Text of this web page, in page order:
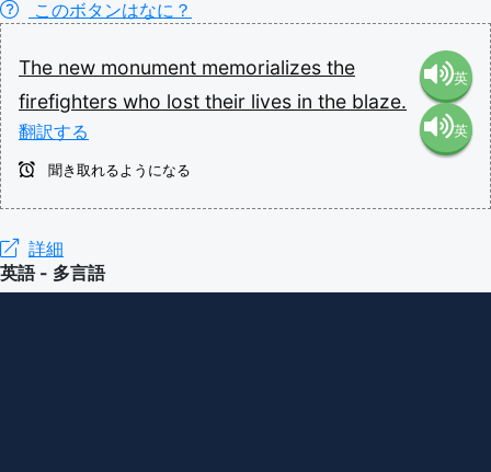
このボタンはなに？
The new monument memorializes the
firefighters who lost their lives in the blaze.
翻訳する
英
語（米
英
聞き取れるようになる
詳細
英語 - 多言語